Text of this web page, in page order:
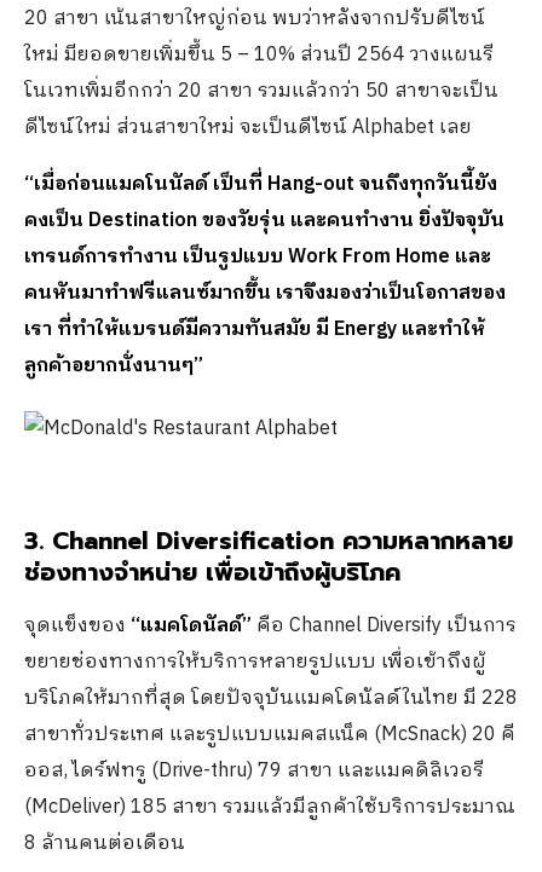
20 สาขา เน้นสาขาใหญ่ก่อน พบว่าหลังจากปรับดีไซน์
ใหม่ มียอดขายเพิ่มขึ้น 5 – 10% ส่วนปี 2564 วางแผนรี
โนเวทเพิ่มอีกกว่า 20 สาขา รวมแล้วกว่า 50 สาขาจะเป็น
ดีไซน์ใหม่ ส่วนสาขาใหม่ จะเป็นดีไซน์ Alphabet เลย
“เมื่อก่อนแมคโนนัลด์ เป็นที่ Hang-out จนถึงทุกวันนี้ยัง
คงเป็น Destination ของวัยรุ่น และคนทำงาน ยิ่งปัจจุบัน
เทรนด์การทำงาน เป็นรูปแบบ Work From Home และ
คนหันมาทำฟรีแลนซ์มากขึ้น เราจึงมองว่าเป็นโอกาสของ
เรา ที่ทำให้แบรนด์มีความทันสมัย มี Energy และทำให้
ลูกค้าอยากนั่งนานๆ”
3. Channel Diversification ความหลากหลาย
ช่องทางจำหน่าย เพื่อเข้าถึงผู้บริโภค
จุดแข็งของ “แมคโดนัลด์” คือ Channel Diversify เป็นการ
ขยายช่องทางการให้บริการหลายรูปแบบ เพื่อเข้าถึงผู้
บริโภคให้มากที่สุด โดยปัจจุบันแมคโดนัลด์ในไทย มี 228
สาขาทั่วประเทศ และรูปแบบแมคสแน็ค (McSnack) 20 คี
ออส, ไดร์ฟทรู (Drive-thru) 79 สาขา และแมคดิลิเวอรี
(McDeliver) 185 สาขา รวมแล้วมีลูกค้าใช้บริการประมาณ
8 ล้านคนต่อเดือน